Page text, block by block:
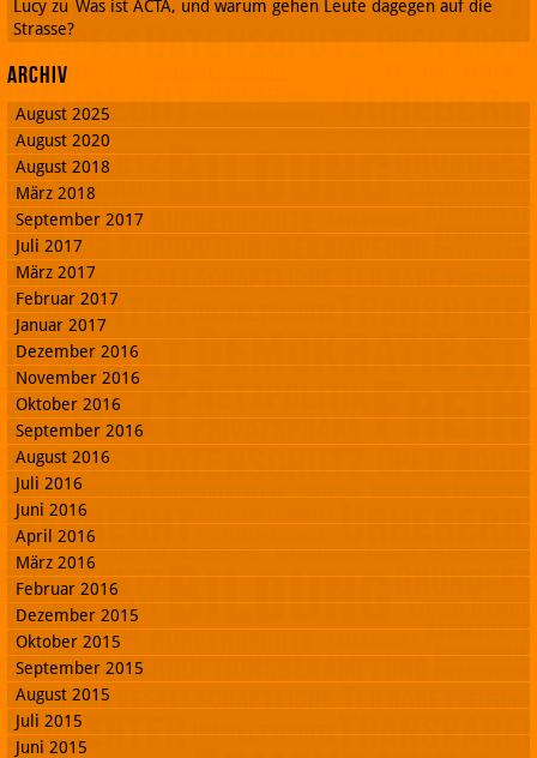
Lucy zu Was ist ACTA, und warum gehen Leute dagegen auf die
Strasse?
Archiv
August 2025
August 2020
August 2018
März 2018
September 2017
Juli 2017
März 2017
Februar 2017
Januar 2017
Dezember 2016
November 2016
Oktober 2016
September 2016
August 2016
Juli 2016
Juni 2016
April 2016
März 2016
Februar 2016
Dezember 2015
Oktober 2015
September 2015
August 2015
Juli 2015
Juni 2015